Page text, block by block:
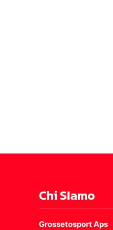
Chi SIamo
Grossetosport Aps